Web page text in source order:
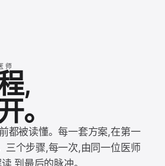
师
,
。
都被读懂。每一套方案,在第一
三个步骤,每一次,由同一位医师
,到最后的脉冲。